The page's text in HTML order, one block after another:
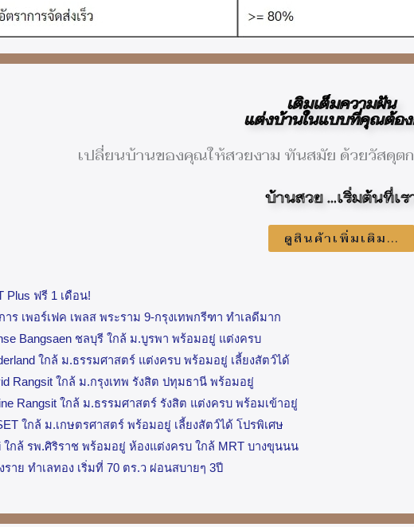
เติมเต็มความฝัน
แต่งบ้านในแบบที่คุณต้อง
เปลี่ยนบ้านของคุณให้สวยงาม ทันสมัย ด้วยวัสดุต
บ้านสวย ...เริ่มต้นที่เร
ดูสินค้าเพิ่มเติม...